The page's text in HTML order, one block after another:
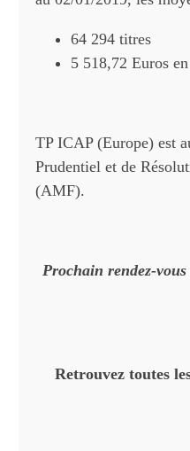
64 294 titres
5 518,72 Euros en
TP ICAP (Europe) est
Prudentiel et de
(AMF).
Prochain rendez-
Retrouvez toutes